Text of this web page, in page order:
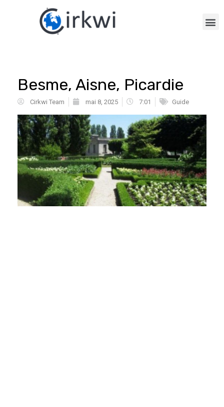
Besme, Aisne, Picardie
Cirkwi Team mai 8, 2025 7:01 Guide